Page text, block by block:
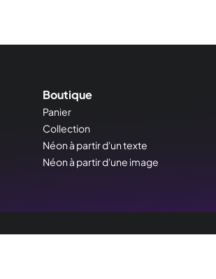
Boutique
Panier
Collection
Néon à partir d'un texte
Néon à partir d'une image